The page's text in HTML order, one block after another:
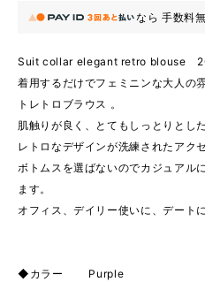
なら 手数料
Suit collar elegant retro blouse
着用するだけでフェミニンな大人の
トレトロブラウス 。
肌触りが良く、とてもしっとりとし
レトロなデザインが洗練されたアク
ボトムスを選ばないのでカジュアル
ます。
オフィス、デイリー使いに、デート
◆カラー Purple